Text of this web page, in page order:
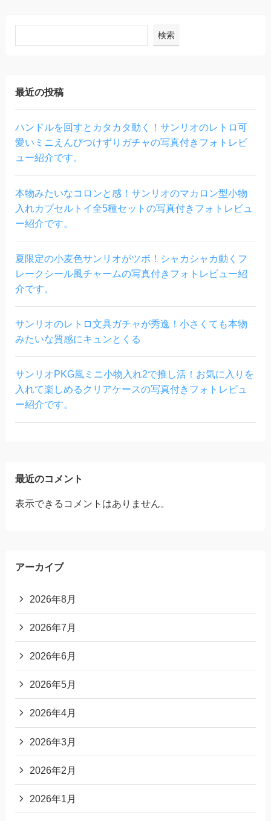
検索
最近の投稿
ハンドルを回すとカタカタ動く！サンリオのレトロ可
愛いミニえんぴつけずりガチャの写真付きフォトレビ
ュー紹介です。
本物みたいなコロンと感！サンリオのマカロン型小物
入れカプセルトイ全5種セットの写真付きフォトレビュ
ー紹介です。
夏限定の小麦色サンリオがツボ！シャカシャカ動くフ
レークシール風チャームの写真付きフォトレビュー紹
介です。
サンリオのレトロ文具ガチャが秀逸！小さくても本物
みたいな質感にキュンとくる
サンリオPKG風ミニ小物入れ2で推し活！お気に入りを
入れて楽しめるクリアケースの写真付きフォトレビュ
ー紹介です。
最近のコメント
表示できるコメントはありません。
アーカイブ
2026年8月
2026年7月
2026年6月
2026年5月
2026年4月
2026年3月
2026年2月
2026年1月